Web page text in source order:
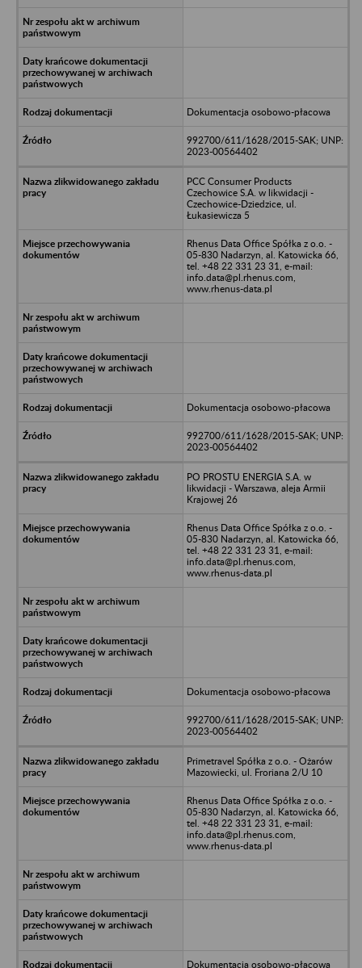
Dokumentacja osobowo-płacowa
992700/611/1628/2015-SAK; UNP:
2023-00564402
PCC Consumer Products
Czechowice S.A. w likwidacji -
Czechowice-Dziedzice, ul.
Łukasiewicza 5
Rhenus Data Office Spółka z o.o. -
05-830 Nadarzyn, al. Katowicka 66,
tel. +48 22 331 23 31, e-mail:
info.data@pl.rhenus.com,
www.rhenus-data.pl
Dokumentacja osobowo-płacowa
992700/611/1628/2015-SAK; UNP:
2023-00564402
PO PROSTU ENERGIA S.A. w
likwidacji - Warszawa, aleja Armii
Krajowej 26
Rhenus Data Office Spółka z o.o. -
05-830 Nadarzyn, al. Katowicka 66,
tel. +48 22 331 23 31, e-mail:
info.data@pl.rhenus.com,
www.rhenus-data.pl
Dokumentacja osobowo-płacowa
992700/611/1628/2015-SAK; UNP:
2023-00564402
Primetravel Spółka z o.o. - Ożarów
Mazowiecki, ul. Froriana 2/U 10
Rhenus Data Office Spółka z o.o. -
05-830 Nadarzyn, al. Katowicka 66,
tel. +48 22 331 23 31, e-mail:
info.data@pl.rhenus.com,
www.rhenus-data.pl
Dokumentacja osobowo-płacowa